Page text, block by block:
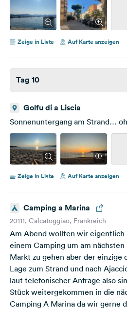
Zeige in Liste Auf Karte anzeigen
Tag 10
Golfu di a Liscia
Sonnenuntergang am Strand…
Zeige in Liste Auf Karte anzeigen
Camping a Marina
20111, Calcatoggiao, Frankreich
Am Abend wollten wir eigentlich
einem Camping um am
Markt zu gehen aber der einzige
Lage zum Strand und nach
laut telefonischer Anfrage also
Stück weitergekommen in die
Camping A Marina da wir gerne